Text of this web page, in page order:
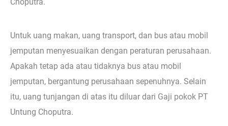
Untuk uang makan, uang transport, dan bus atau mobil
jemputan menyesuaikan dengan peraturan perusahaan.
Apakah tetap ada atau tidaknya bus atau mobil
jemputan, bergantung perusahaan sepenuhnya. Selain
itu, uang tunjangan di atas itu diluar dari Gaji pokok PT
Untung Choputra.